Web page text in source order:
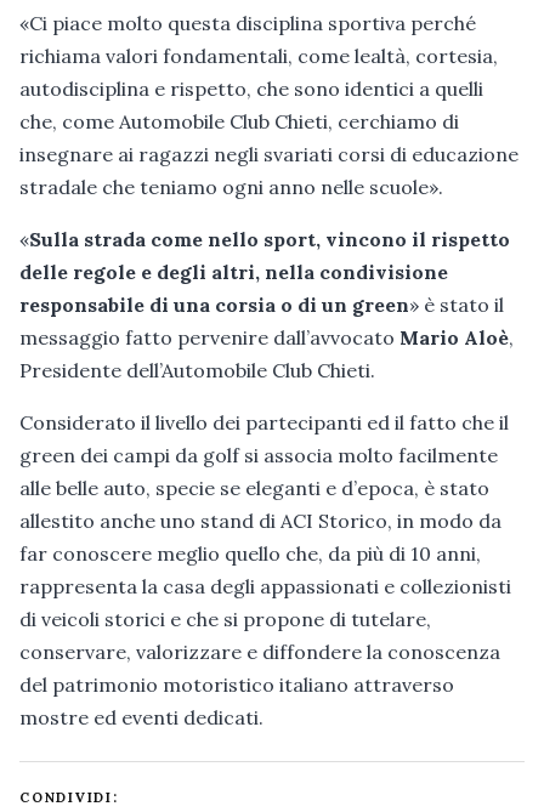
«Ci piace molto questa disciplina sportiva perché
richiama valori fondamentali, come lealtà, cortesia,
autodisciplina e rispetto, che sono identici a quelli
che, come Automobile Club Chieti, cerchiamo di
insegnare ai ragazzi negli svariati corsi di educazione
stradale che teniamo ogni anno nelle scuole».
«Sulla strada come nello sport, vincono il rispetto
delle regole e degli altri, nella condivisione
responsabile di una corsia o di un green» è stato il
messaggio fatto pervenire dall’avvocato Mario Aloè,
Presidente dell’Automobile Club Chieti.
Considerato il livello dei partecipanti ed il fatto che il
green dei campi da golf si associa molto facilmente
alle belle auto, specie se eleganti e d’epoca, è stato
allestito anche uno stand di ACI Storico, in modo da
far conoscere meglio quello che, da più di 10 anni,
rappresenta la casa degli appassionati e collezionisti
di veicoli storici e che si propone di tutelare,
conservare, valorizzare e diffondere la conoscenza
del patrimonio motoristico italiano attraverso
mostre ed eventi dedicati.
CONDIVIDI: